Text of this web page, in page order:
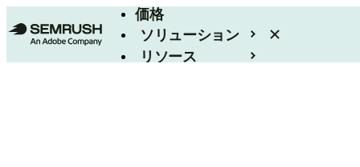
価格
ソリューション
リソース